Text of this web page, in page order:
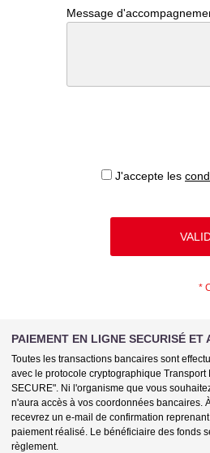
Message
J'accepte les
*
PAIEMENT EN LIGNE SECURISÉ ET
Toutes les transactions bancaires sont
avec le protocole cryptographique Transport
SECURE". Ni l'organisme que vous
n'aura accès à vos coordonnées bancaires.
recevrez un e-mail de confirmation
paiement réalisé. Le bénéficiaire des fonds
règlement.